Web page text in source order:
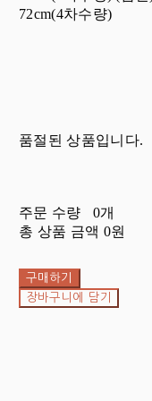
72cm(4차수량)
품절된 상품입니다.
주문 수량
0개
총 상품 금액 0원
구매하기
장바구니에 담기